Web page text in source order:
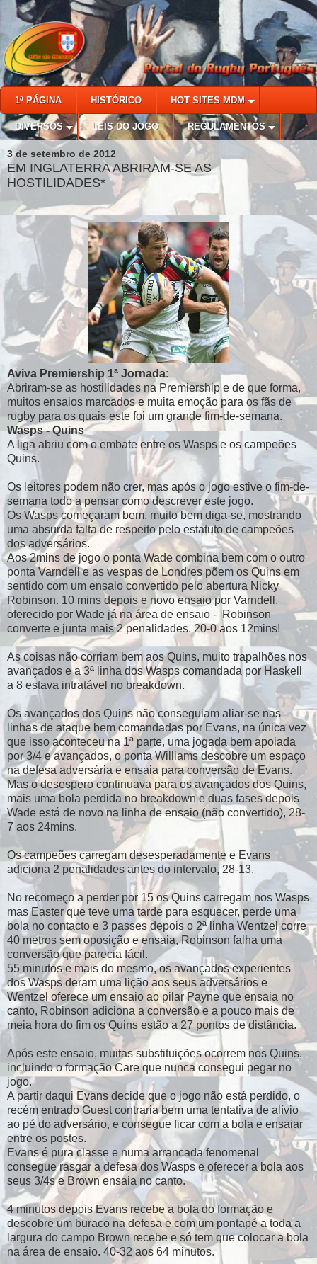
1ª PÁGINA HISTÓRICO HOT SITES MDM
DIVERSOS LEIS DO JOGO REGULAMENTOS
3 de setembro de 2012
EM INGLATERRA ABRIRAM-SE AS
HOSTILIDADES*
Aviva Premiership 1ª Jornada:
Abriram-se as hostilidades na Premiership e de que forma,
muitos ensaios marcados e muita emoção para os fãs de
rugby para os quais este foi um grande fim-de-semana.
Wasps - Quins
A liga abriu com o embate entre os Wasps e os campeões
Quins.
Os leitores podem não crer, mas após o jogo estive o fim-de-
semana todo a pensar como descrever este jogo.
Os Wasps começaram bem, muito bem diga-se, mostrando
uma absurda falta de respeito pelo estatuto de campeões
dos adversários.
Aos 2mins de jogo o ponta Wade combina bem com o outro
ponta Varndell e as vespas de Londres põem os Quins em
sentido com um ensaio convertido pelo abertura Nicky
Robinson. 10 mins depois e novo ensaio por Varndell,
oferecido por Wade já na área de ensaio - Robinson
converte e junta mais 2 penalidades. 20-0 aos 12mins!
As coisas não corriam bem aos Quins, muito trapalhões nos
avançados e a 3ª linha dos Wasps comandada por Haskell
a 8 estava intratável no breakdown.
Os avançados dos Quins não conseguiam aliar-se nas
linhas de ataque bem comandadas por Evans, na única vez
que isso aconteceu na 1ª parte, uma jogada bem apoiada
por 3/4 e avançados, o ponta Williams descobre um espaço
na defesa adversária e ensaia para conversão de Evans.
Mas o desespero continuava para os avançados dos Quins,
mais uma bola perdida no breakdown e duas fases depois
Wade está de novo na linha de ensaio (não convertido), 28-
7 aos 24mins.
Os campeões carregam desesperadamente e Evans
adiciona 2 penalidades antes do intervalo, 28-13.
No recomeço a perder por 15 os Quins carregam nos Wasps
mas Easter que teve uma tarde para esquecer, perde uma
bola no contacto e 3 passes depois o 2ª linha Wentzel corre
40 metros sem oposição e ensaia, Robinson falha uma
conversão que parecia fácil.
55 minutos e mais do mesmo, os avançados experientes
dos Wasps deram uma lição aos seus adversários e
Wentzel oferece um ensaio ao pilar Payne que ensaia no
canto, Robinson adiciona a conversão e a pouco mais de
meia hora do fim os Quins estão a 27 pontos de distância.
Após este ensaio, muitas substituições ocorrem nos Quins,
incluindo o formação Care que nunca consegui pegar no
jogo.
A partir daqui Evans decide que o jogo não está perdido, o
recém entrado Guest contraria bem uma tentativa de alívio
ao pé do adversário, e consegue ficar com a bola e ensaiar
entre os postes.
Evans é pura classe e numa arrancada fenomenal
consegue rasgar a defesa dos Wasps e oferecer a bola aos
seus 3/4s e Brown ensaia no canto.
4 minutos depois Evans recebe a bola do formação e
descobre um buraco na defesa e com um pontapé a toda a
largura do campo Brown recebe e só tem que colocar a bola
na área de ensaio. 40-32 aos 64 minutos.